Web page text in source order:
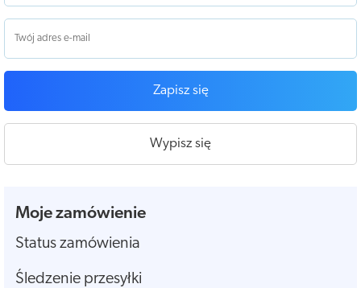
Zapisz się
Wypisz się
Moje zamówienie
Status zamówienia
Śledzenie przesyłki